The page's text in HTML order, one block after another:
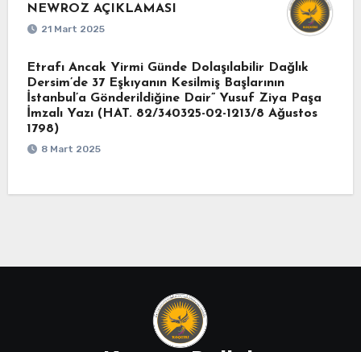
NEWROZ AÇIKLAMASI
21 Mart 2025
Etrafı Ancak Yirmi Günde Dolaşılabilir Dağlık
Dersim’de 37 Eşkıyanın Kesilmiş Başlarının
İstanbul’a Gönderildiğine Dair” Yusuf Ziya Paşa
İmzalı Yazı (HAT. 82/340325-02-1213/8 Ağustos
1798)
8 Mart 2025